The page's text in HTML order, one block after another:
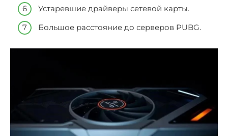
Устаревшие драйверы сетевой карты.
Большое расстояние до серверов PUBG.